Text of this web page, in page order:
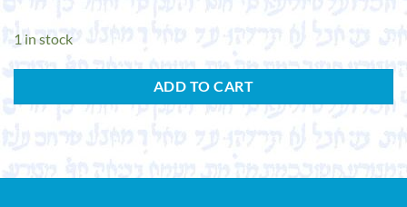
1 in stock
ADD TO CART